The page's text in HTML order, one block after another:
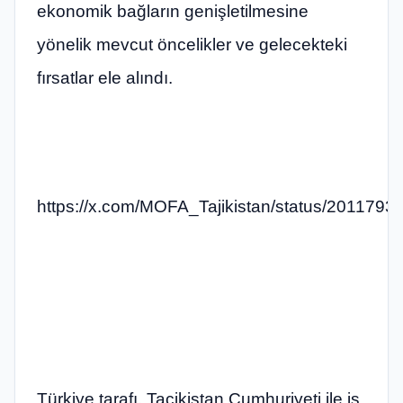
ekonomik bağların genişletilmesine
yönelik mevcut öncelikler ve gelecekteki
fırsatlar ele alındı.
https://x.com/MOFA_Tajikistan/status/